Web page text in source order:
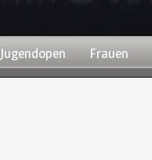
Jugendopen Frauen